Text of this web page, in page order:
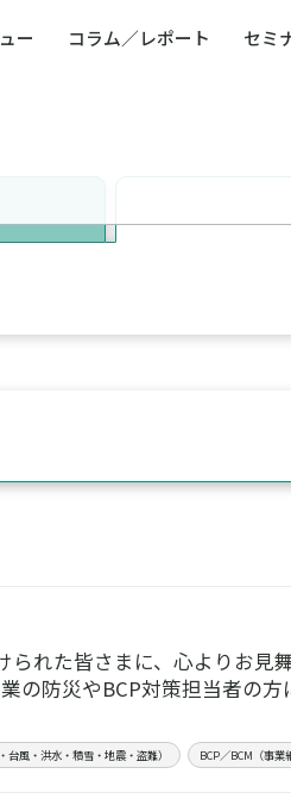
ー コラム／レポート セミ
組織課題解決支援（含むメンモ
題解決支援
安
れた皆さまに、心よりお見
の防災やBCP対策担当者の
風・洪水・積雪・地震・盗難） BCP／BCM（事業